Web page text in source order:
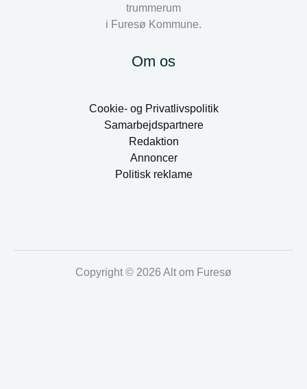
trummerum
i Furesø Kommune.
Om os
Cookie- og Privatlivspolitik
Samarbejdspartnere
Redaktion
Annoncer
Politisk reklame
Copyright © 2026 Alt om Furesø